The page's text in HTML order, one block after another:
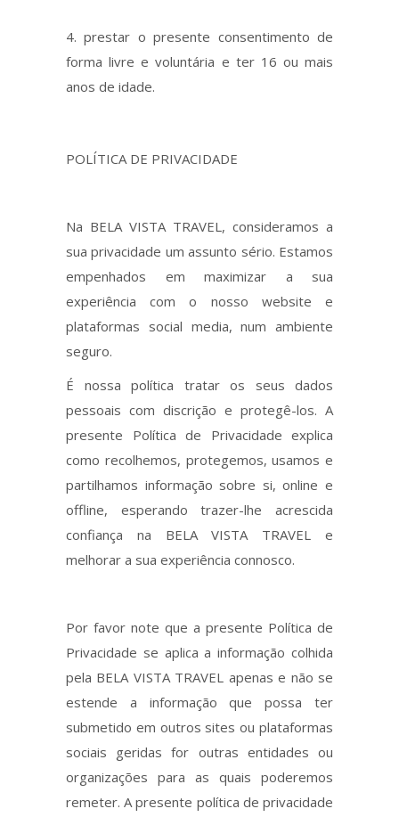
prestar o presente consentimento de
forma livre e voluntária e ter 16 ou mais
anos de idade.
POLÍTICA DE PRIVACIDADE
Na BELA VISTA TRAVEL, consideramos a
sua privacidade um assunto sério. Estamos
empenhados em maximizar a sua
experiência com o nosso website e
plataformas social media, num ambiente
seguro.
É nossa política tratar os seus dados
pessoais com discrição e protegê-los. A
presente Política de Privacidade explica
como recolhemos, protegemos, usamos e
partilhamos informação sobre si, online e
offline, esperando trazer-lhe acrescida
confiança na BELA VISTA TRAVEL e
melhorar a sua experiência connosco.
Por favor note que a presente Política de
Privacidade se aplica a informação colhida
pela BELA VISTA TRAVEL apenas e não se
estende a informação que possa ter
submetido em outros sites ou plataformas
sociais geridas for outras entidades ou
organizações para as quais poderemos
remeter. A presente política de privacidade